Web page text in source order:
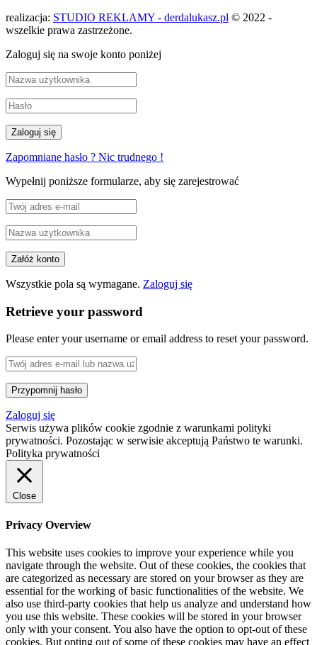
realizacja: STUDIO REKLAMY - derdalukasz.pl © 2022 -
wszelkie prawa zastrzeżone.
Zaloguj się na swoje konto poniżej
Zapomniane hasło ? Nic trudnego !
Wypełnij poniższe formularze, aby się zarejestrować
Wszystkie pola są wymagane. Zaloguj się
Retrieve your password
Please enter your username or email address to reset your password.
Zaloguj się
Serwis używa plików cookie zgodnie z warunkami polityki
prywatności. Pozostając w serwisie akceptują Państwo te warunki.
Polityka prywatności
Close
Privacy Overview
This website uses cookies to improve your experience while you
navigate through the website. Out of these cookies, the cookies that
are categorized as necessary are stored on your browser as they are
essential for the working of basic functionalities of the website. We
also use third-party cookies that help us analyze and understand how
you use this website. These cookies will be stored in your browser
only with your consent. You also have the option to opt-out of these
cookies. But opting out of some of these cookies may have an effect